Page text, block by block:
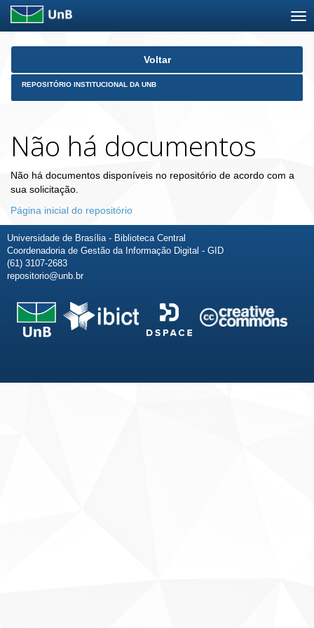
Skip
Voltar
REPOSITÓRIO INSTITUCIONAL DA UNB
Não há documentos
Não há documentos disponíveis no repositório de acordo com a
sua solicitação.
Página inicial do repositório
Universidade de Brasília - Biblioteca Central
Coordenadoria de Gestão da Informação Digital - GID
(61) 3107-2683
repositorio@unb.br